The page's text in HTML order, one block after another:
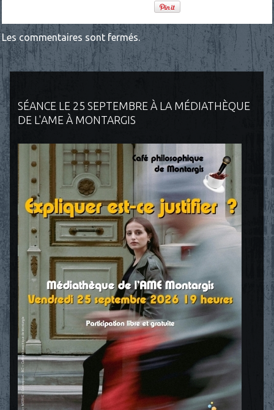
SÉANCE LE 25 SEPTEMBRE À LA MÉDIATHÈQUE
DE L'AME À MONTARGIS
Les commentaires sont fermés.